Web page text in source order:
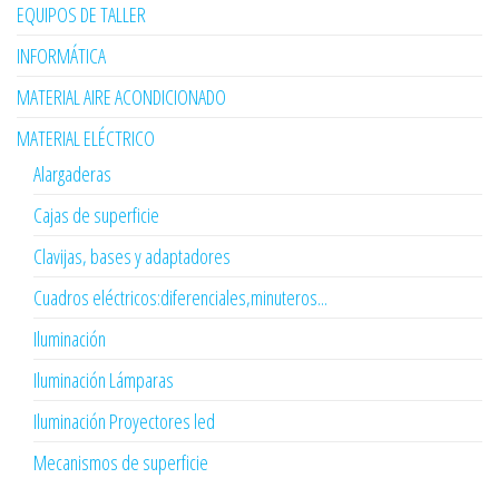
EQUIPOS DE TALLER
INFORMÁTICA
MATERIAL AIRE ACONDICIONADO
MATERIAL ELÉCTRICO
Alargaderas
Cajas de superficie
Clavijas, bases y adaptadores
Cuadros eléctricos:diferenciales,minuteros...
Iluminación
Iluminación Lámparas
Iluminación Proyectores led
Mecanismos de superficie